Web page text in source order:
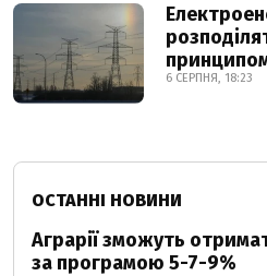
6 СЕРПНЯ, 18:23
ОСТАННІ НОВИНИ
Аграрії зможуть
за програмою 5-7-9%